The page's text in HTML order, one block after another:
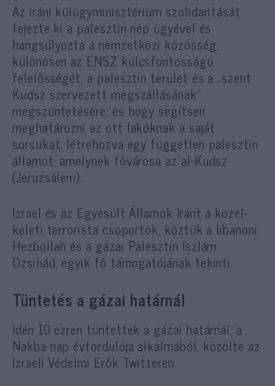
Az iráni külügyminisztérium szolidaritását
fejezte ki a palesztin nép ügyével és
hangsúlyozta a nemzetközi közösség,
különösen az ENSZ kulcsfontosságú
felelősségét, a palesztin terület és a „szent
Kudsz szervezett megszállásának”
megszüntetésére, és hogy segítsen
meghatározni az ott lakóknak a saját
sorsukat, létrehozva egy független palesztin
államot, amelynek fővárosa az al-Kudsz
(Jeruzsálem).
Izrael és az Egyesült Államok Iránt a közel-
keleti terrorista csoportok, köztük a libanoni
Hezbollah és a gázai Palesztin Iszlám
Dzsihád, egyik fő támogatójának tekinti.
Tüntetés a gázai határnál
Idén 10 ezren tüntettek a gázai határnál, a
Nakba-nap évfordulója alkalmából, közölte az
Izraeli Védelmi Erők Twitteren.